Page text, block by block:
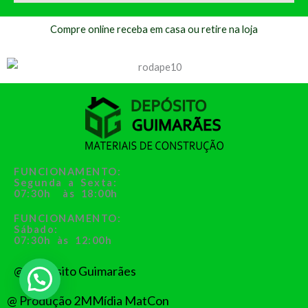
Compre online receba em casa ou retire na loja
FUNCIONAMENTO:
Segunda a Sexta:
07:30h às 18:00h
FUNCIONAMENTO:
Sábado:
07:30h às 12:00h
@ Depósito Guimarães
@ Produção 2MMídia MatCon